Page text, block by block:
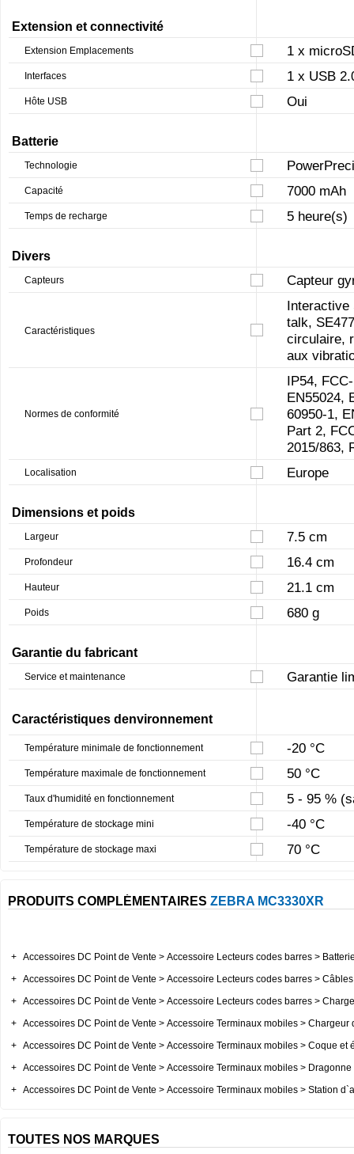
Extension et connectivité
Extension Emplacements 1 x
Interfaces 1 x USB
Hôte USB Oui
Batterie
Technologie
Capacité 7000 mAh
Temps de recharge 5 heure(s)
Divers
Capteurs Capteur
Caractéristiques
Interactive
talk,
circulaire,
aux
Normes de conformité
IP54,
EN55024,
60950-1,
Part 2,
2015/863,
Localisation Europe
Dimensions et poids
Largeur 7.5 cm
Profondeur 16.4 cm
Hauteur 21.1 cm
Poids 680 g
Garantie du fabricant
Service et maintenance Garantie
Caractéristiques denvironnement
Température minimale de fonctionnement -20 °C
Température maximale de fonctionnement 50 °C
Taux d'humidité en fonctionnement 5 - 95 %
Température de stockage mini -40 °C
Température de stockage maxi 70 °C
PRODUITS COMPLÉMENTAIRES ZEBRA MC3330XR
+ Accessoires DC Point de Vente > Accessoire Lecteurs codes barres >
+ Accessoires DC Point de Vente > Accessoire Lecteurs codes barres >
+ Accessoires DC Point de Vente > Accessoire Lecteurs codes barres >
+ Accessoires DC Point de Vente > Accessoire Terminaux mobiles >
+ Accessoires DC Point de Vente > Accessoire Terminaux mobiles > Coque
+ Accessoires DC Point de Vente > Accessoire Terminaux mobiles >
+ Accessoires DC Point de Vente > Accessoire Terminaux mobiles > Station
TOUTES NOS MARQUES